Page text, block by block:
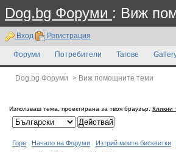
Dog.bg Форуми : Виж
Вход Регистрация
Форуми Потребители Тагове
Dog.bg Форуми > Виж помощните теми
Използваш тема, проектирана за твоя браузър. Кликни
Горе Начало на Форуми Изтрий моите бисквитки